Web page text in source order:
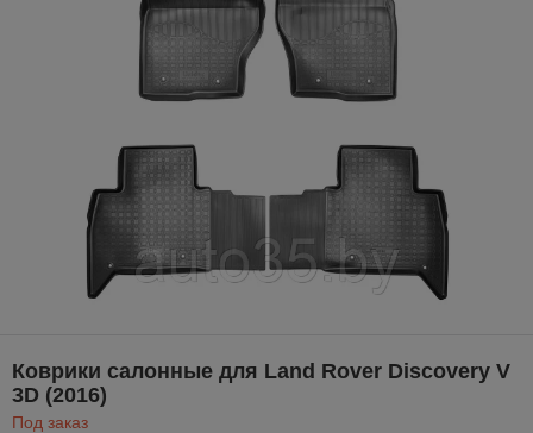
Коврики салонные для Land Rover Discovery V
3D (2016)
Под заказ